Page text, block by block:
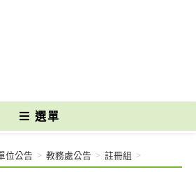
選單
位公告 > 教務處公告 > 註冊組 >